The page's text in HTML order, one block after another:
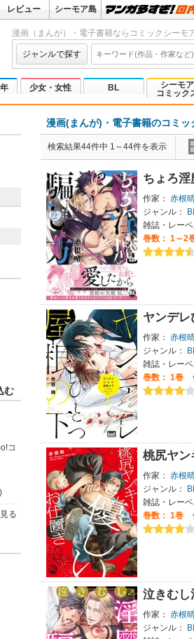
レビュー シーモア島
漫画（まんが）・電子書籍ならコミックシーモ
ジャンルで探す
少女・女性 BL
シーモア
コミック
む
コ
る
漫画(まんが)・電子書籍のコミッ
検索結果44件中 1～44件を表示
ちょろ淫
作家： 赤根
ジャンル：
雑誌・レーベ
巻数： 1～2
ヤンデレ
作家： 赤根
ジャンル：
雑誌・レーベ
巻数： 1巻
桃尻ヤン
作家： 赤根
ジャンル：
雑誌・レーベ
巻数： 1巻
泣きむし
作家： 赤根
ジャンル：